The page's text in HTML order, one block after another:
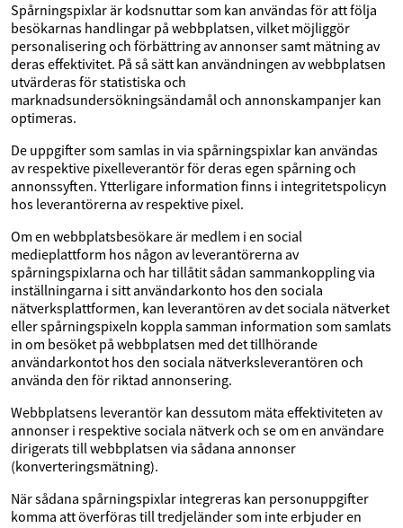
Spårningspixlar är kodsnuttar som kan användas för att följa
besökarnas handlingar på webbplatsen, vilket möjliggör
personalisering och förbättring av annonser samt mätning av
deras effektivitet. På så sätt kan användningen av webbplatsen
utvärderas för statistiska och
marknadsundersökningsändamål och annonskampanjer kan
optimeras.
De uppgifter som samlas in via spårningspixlar kan användas
av respektive pixelleverantör för deras egen spårning och
annonssyften. Ytterligare information finns i integritetspolicyn
hos leverantörerna av respektive pixel.
Om en webbplatsbesökare är medlem i en social
medieplattform hos någon av leverantörerna av
spårningspixlarna och har tillåtit sådan sammankoppling via
inställningarna i sitt användarkonto hos den sociala
nätverksplattformen, kan leverantören av det sociala nätverket
eller spårningspixeln koppla samman information som samlats
in om besöket på webbplatsen med det tillhörande
användarkontot hos den sociala nätverksleverantören och
använda den för riktad annonsering.
Webbplatsens leverantör kan dessutom mäta effektiviteten av
annonser i respektive sociala nätverk och se om en användare
dirigerats till webbplatsen via sådana annonser
(konverteringsmätning).
När sådana spårningspixlar integreras kan personuppgifter
komma att överföras till tredjeländer som inte erbjuder en